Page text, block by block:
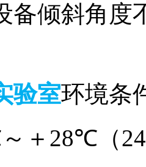
备倾斜角度
验室环境条
＋ 28℃（24